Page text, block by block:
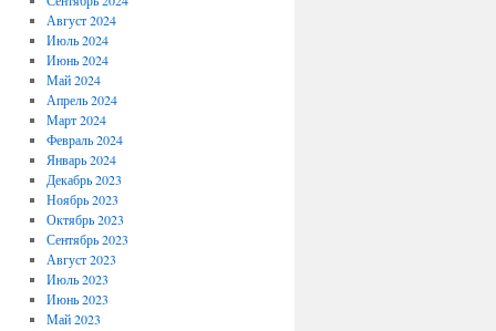
Август 2024
Июль 2024
Июнь 2024
Май 2024
Апрель 2024
Март 2024
Февраль 2024
Январь 2024
Декабрь 2023
Ноябрь 2023
Октябрь 2023
Сентябрь 2023
Август 2023
Июль 2023
Июнь 2023
Май 2023